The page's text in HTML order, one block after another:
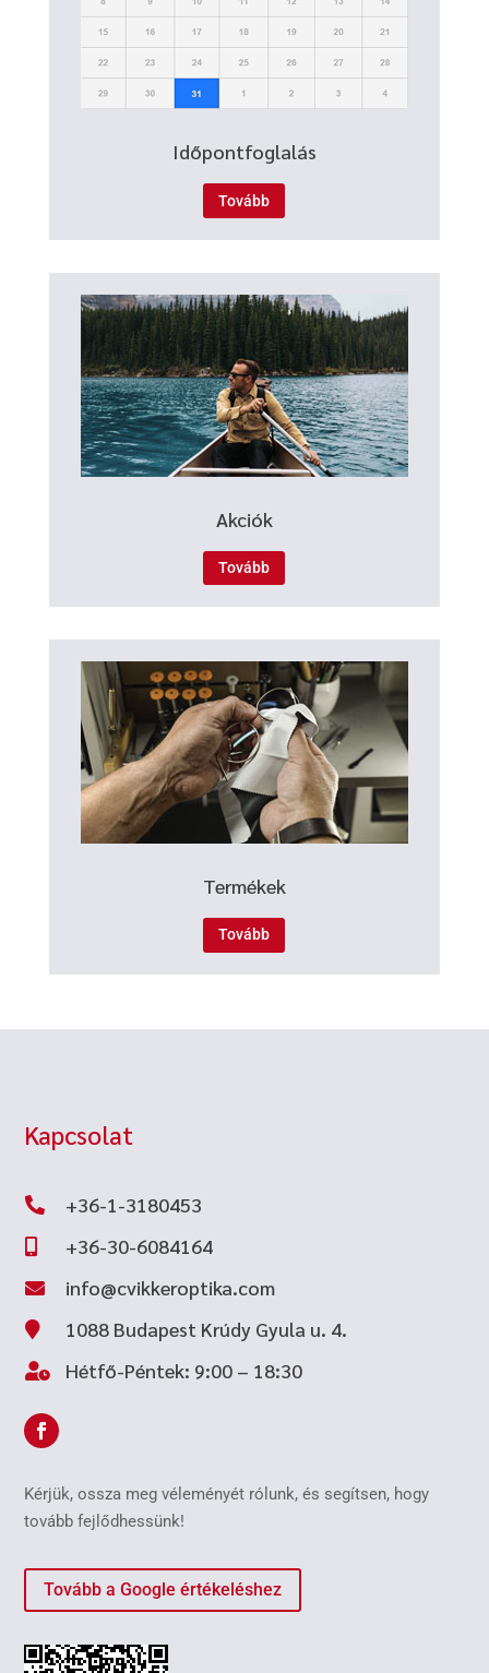
Időpontfoglalás
Tovább
Akciók
Tovább
Termékek
Tovább
Kapcsolat
 +36-1-3180453
+36-30-6084164
 info@cvikkeroptika.com
 1088 Budapest Krúdy Gyula u. 4.
 Hétfő-Péntek: 9:00 – 18:30
Kérjük, ossza meg véleményét rólunk, és segítsen, hogy
tovább fejlődhessünk!
Tovább a Google értékeléshez